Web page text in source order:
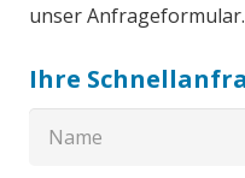
unser Anfrageformular.
Ihre